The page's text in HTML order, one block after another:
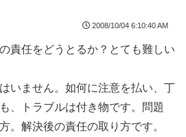
2008/10/04 6:10:40 AM
責任をどうとるか？とても難しい
いません。如何に注意を払い、丁
、トラブルは付き物です。問題
。解決後の責任の取り方です。